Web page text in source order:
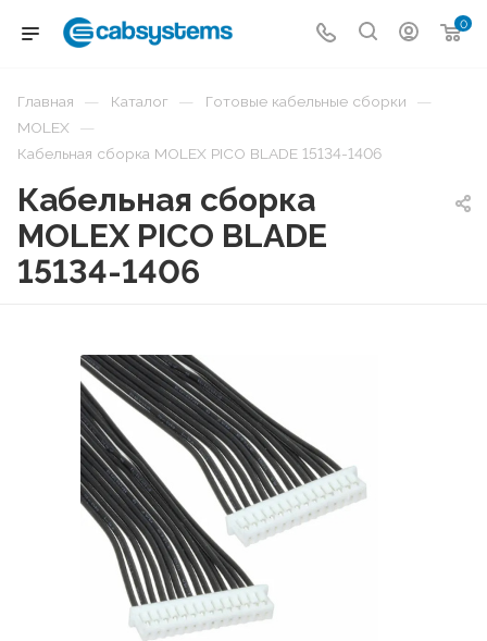
0
Главная — Каталог — Готовые кабельные сборки —
MOLEX —
Кабельная сборка MOLEX PICO BLADE 15134-1406
Кабельная сборка
MOLEX PICO BLADE
15134-1406